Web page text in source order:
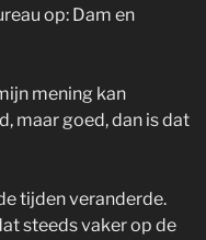
op: Dam en
mening kan
maar goed, dan is dat
tijden veranderde.
steeds vaker op de